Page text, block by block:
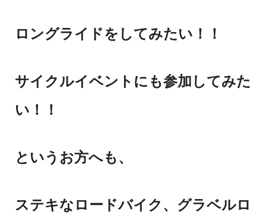
ロングライドをしてみたい！！
サイクルイベントにも参加してみた
い！！
というお方へも、
ステキなロードバイク、グラベルロ